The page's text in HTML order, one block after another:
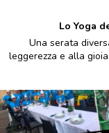
Lo Yoga
Una serata
leggerezza e alla